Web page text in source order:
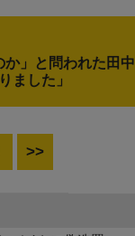
か」と問われた田中
ました」
>>